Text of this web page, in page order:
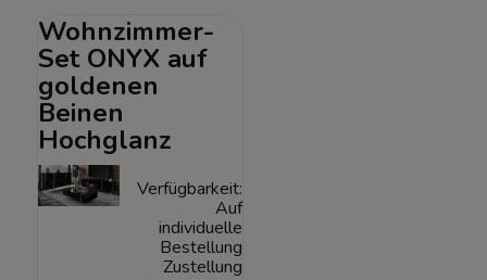
Wohnzimmer-
Set ONYX auf
goldenen
Beinen
Hochglanz
Verfügbarkeit:
Auf
individuelle
Bestellung
Zustellung